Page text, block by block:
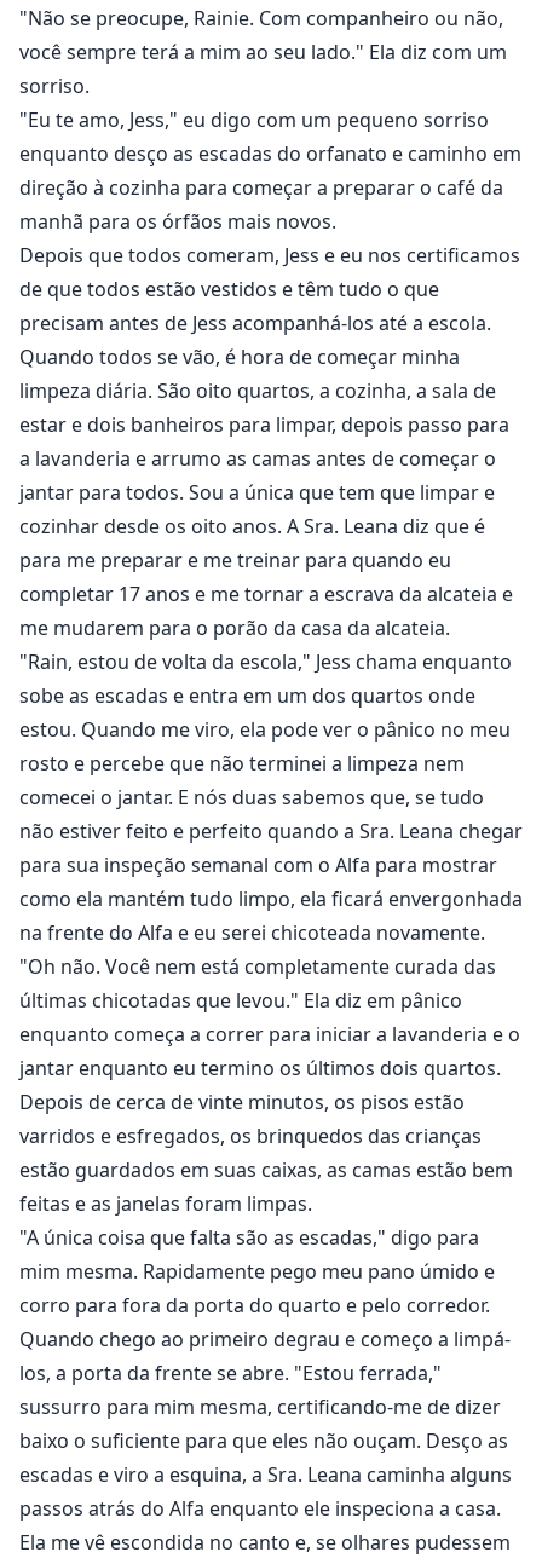
"Não se preocupe, Rainie. Com companheiro ou não,
você sempre terá a mim ao seu lado." Ela diz com um
sorriso.
"Eu te amo, Jess," eu digo com um pequeno sorriso
enquanto desço as escadas do orfanato e caminho em
direção à cozinha para começar a preparar o café da
manhã para os órfãos mais novos.
Depois que todos comeram, Jess e eu nos certificamos
de que todos estão vestidos e têm tudo o que
precisam antes de Jess acompanhá-los até a escola.
Quando todos se vão, é hora de começar minha
limpeza diária. São oito quartos, a cozinha, a sala de
estar e dois banheiros para limpar, depois passo para
a lavanderia e arrumo as camas antes de começar o
jantar para todos. Sou a única que tem que limpar e
cozinhar desde os oito anos. A Sra. Leana diz que é
para me preparar e me treinar para quando eu
completar 17 anos e me tornar a escrava da alcateia e
me mudarem para o porão da casa da alcateia.
"Rain, estou de volta da escola," Jess chama enquanto
sobe as escadas e entra em um dos quartos onde
estou. Quando me viro, ela pode ver o pânico no meu
rosto e percebe que não terminei a limpeza nem
comecei o jantar. E nós duas sabemos que, se tudo
não estiver feito e perfeito quando a Sra. Leana chegar
para sua inspeção semanal com o Alfa para mostrar
como ela mantém tudo limpo, ela ficará envergonhada
na frente do Alfa e eu serei chicoteada novamente.
"Oh não. Você nem está completamente curada das
últimas chicotadas que levou." Ela diz em pânico
enquanto começa a correr para iniciar a lavanderia e o
jantar enquanto eu termino os últimos dois quartos.
Depois de cerca de vinte minutos, os pisos estão
varridos e esfregados, os brinquedos das crianças
estão guardados em suas caixas, as camas estão bem
feitas e as janelas foram limpas.
"A única coisa que falta são as escadas," digo para
mim mesma. Rapidamente pego meu pano úmido e
corro para fora da porta do quarto e pelo corredor.
Quando chego ao primeiro degrau e começo a limpá-
los, a porta da frente se abre. "Estou ferrada,"
sussurro para mim mesma, certificando-me de dizer
baixo o suficiente para que eles não ouçam. Desço as
escadas e viro a esquina, a Sra. Leana caminha alguns
passos atrás do Alfa enquanto ele inspeciona a casa.
Ela me vê escondida no canto e, se olhares pudessem